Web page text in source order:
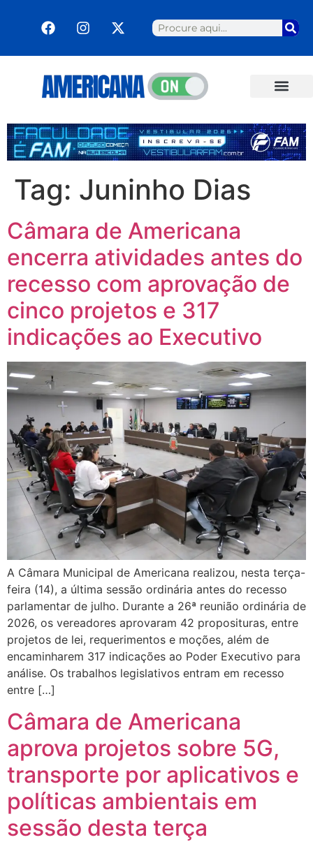
Tag: Juninho Dias
Câmara de Americana
encerra atividades antes do
recesso com aprovação de
cinco projetos e 317
indicações ao Executivo
A Câmara Municipal de Americana realizou, nesta terça-
feira (14), a última sessão ordinária antes do recesso
parlamentar de julho. Durante a 26ª reunião ordinária de
2026, os vereadores aprovaram 42 proposituras, entre
projetos de lei, requerimentos e moções, além de
encaminharem 317 indicações ao Poder Executivo para
análise. Os trabalhos legislativos entram em recesso
entre […]
Câmara de Americana
aprova projetos sobre 5G,
transporte por aplicativos e
políticas ambientais em
sessão desta terça